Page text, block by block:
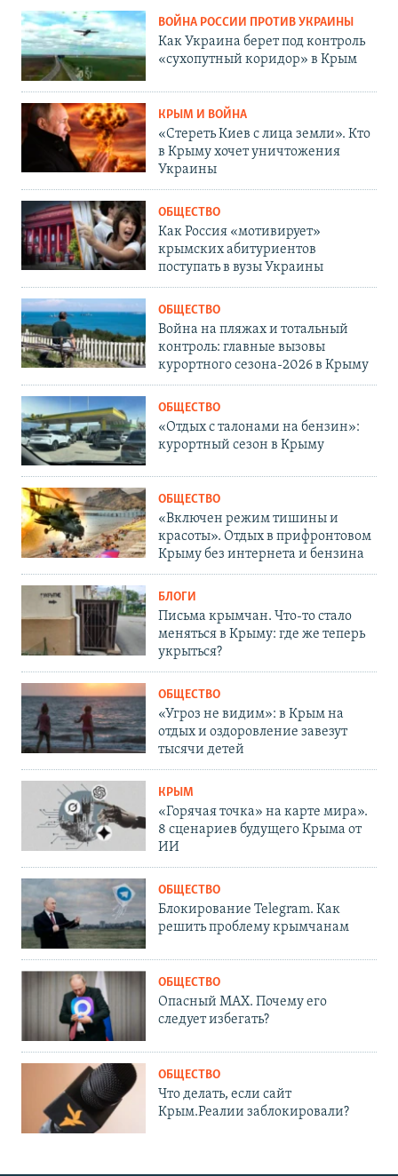
ВОЙНА РОССИИ ПРОТИВ УКРАИНЫ
Как Украина берет под контроль
«сухопутный коридор» в Крым
КРЫМ И ВОЙНА
«Стереть Киев с лица земли». Кто
в Крыму хочет уничтожения
Украины
ОБЩЕСТВО
Как Россия «мотивирует»
крымских абитуриентов
поступать в вузы Украины
ОБЩЕСТВО
Война на пляжах и тотальный
контроль: главные вызовы
курортного сезона-2026 в Крыму
ОБЩЕСТВО
«Отдых с талонами на бензин»:
курортный сезон в Крыму
ОБЩЕСТВО
«Включен режим тишины и
красоты». Отдых в прифронтовом
Крыму без интернета и бензина
БЛОГИ
Письма крымчан. Что-то стало
меняться в Крыму: где же теперь
укрыться?
ОБЩЕСТВО
«Угроз не видим»: в Крым на
отдых и оздоровление завезут
тысячи детей
КРЫМ
«Горячая точка» на карте мира».
8 сценариев будущего Крыма от
ИИ
ОБЩЕСТВО
Блокирование Telegram. Как
решить проблему крымчанам
ОБЩЕСТВО
Опасный MAX. Почему его
следует избегать?
ОБЩЕСТВО
Что делать, если сайт
Крым.Реалии заблокировали?